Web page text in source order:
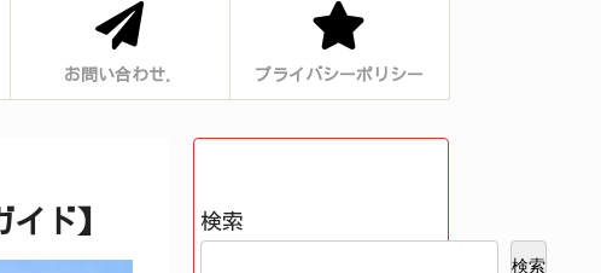
お問い合わせ. プライバシーポリシー
ド】 検索
検索